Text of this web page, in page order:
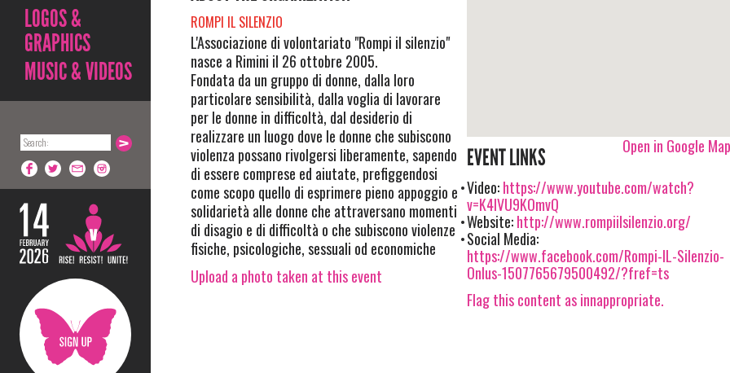
LOGOS &
GRAPHICS
MUSIC & VIDEOS
ROMPI IL SILENZIO
L'Associazione di volontariato "Rompi il silenzio"
nasce a Rimini il 26 ottobre 2005.
Fondata da un gruppo di donne, dalla loro
particolare sensibilità, dalla voglia di lavorare
per le donne in difficoltà, dal desiderio di
realizzare un luogo dove le donne che subiscono
violenza possano rivolgersi liberamente, sapendo
di essere comprese ed aiutate, prefiggendosi
come scopo quello di esprimere pieno appoggio e
solidarietà alle donne che attraversano momenti
di disagio e di difficoltà o che subiscono violenze
fisiche, psicologiche, sessuali od economiche
Upload a photo taken at this event
Open in Google
EVENT LINKS
Video:https://www.youtube.com/watch?
v=K4lVU9KOmvQ
Website:http://www.rompiilsilenzio.org/
Social Media:
https://www.facebook.com/Rompi-IL-Silenzio-
Onlus-1507765679500492/?fref=ts
Flag this content as innappropriate.